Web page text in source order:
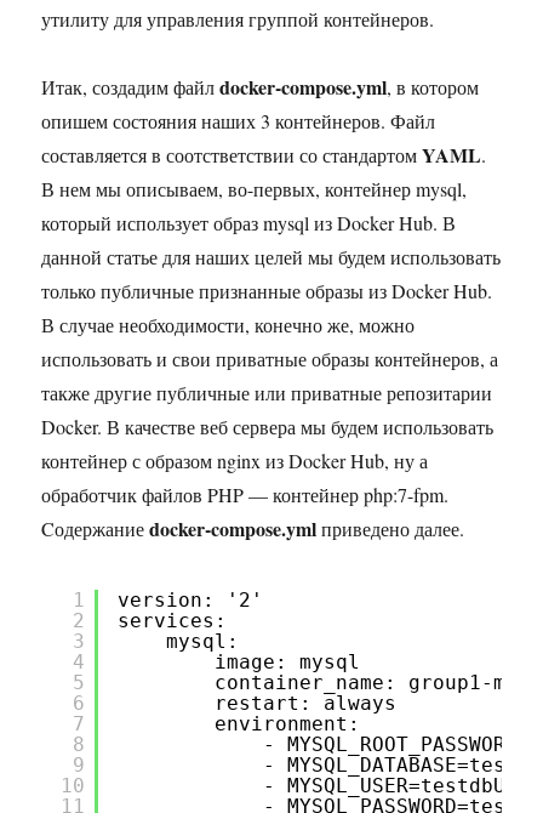
утилиту для управления группой контейнеров.
Итак, создадим файлdocker-compose.yml, в котором
опишем состояния наших 3 контейнеров. Файл
составляется в соотстветствии со стандартомYAML.
В нем мы описываем, во-первых, контейнер mysql,
который использует образ mysql из Docker Hub. В
данной статье для наших целей мы будем использовать
только публичные признанные образы из Docker Hub.
В случае необходимости, конечно же, можно
использовать и свои приватные образы контейнеров, а
также другие публичные или приватные репозитарии
Docker. В качестве веб сервера мы будем использовать
контейнер с образом nginx из Docker Hub, ну а
обработчик файлов PHP — контейнер php:7-fpm.
Cодержаниеdocker-compose.ymlприведено далее.
1
2
3
4
5
6
7
8
9
10
11
version: '2'
services:
mysql:
image: mysql
container_name: group1-
restart: always
environment:
-
- MYSQL_DATABASE=testdb
- MYSQL_USER=testdbUser
-